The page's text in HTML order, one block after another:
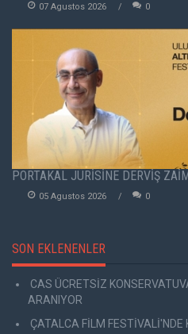
07 Agustos 2026 0
PORTAKAL JÜRİSİNE DERVİŞ
05 Agustos 2026 0
SON EKLENENLER
CAS ÜCRETSİZ
ARANIYOR
ÇATALCA FİLM FESTİVALİ'NDE